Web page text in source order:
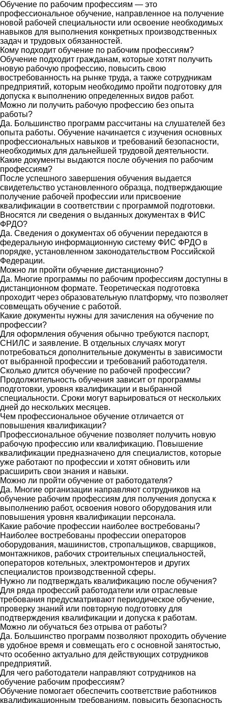
Обучение по рабочим профессиям — это
профессиональное обучение, направленное на получение
новой рабочей специальности или освоение необходимых
навыков для выполнения конкретных производственных
задач и трудовых обязанностей.
Кому подходит обучение по рабочим профессиям?
Обучение подходит гражданам, которые хотят получить
новую рабочую профессию, повысить свою
востребованность на рынке труда, а также сотрудникам
предприятий, которым необходимо пройти подготовку для
допуска к выполнению определенных видов работ.
Можно ли получить рабочую профессию без опыта
работы?
Да. Большинство программ рассчитаны на слушателей без
опыта работы. Обучение начинается с изучения основных
профессиональных навыков и требований безопасности,
необходимых для дальнейшей трудовой деятельности.
Какие документы выдаются после обучения по рабочим
профессиям?
После успешного завершения обучения выдается
свидетельство установленного образца, подтверждающие
получение рабочей профессии или присвоение
квалификации в соответствии с программой подготовки.
Вносятся ли сведения о выданных документах в ФИС
ФРДО?
Да. Сведения о документах об обучении передаются в
федеральную информационную систему ФИС ФРДО в
порядке, установленном законодательством Российской
Федерации.
Можно ли пройти обучение дистанционно?
Да. Многие программы по рабочим профессиям доступны в
дистанционном формате. Теоретическая подготовка
проходит через образовательную платформу, что позволяет
совмещать обучение с работой.
Какие документы нужны для зачисления на обучение по
профессии?
Для оформления обучения обычно требуются паспорт,
СНИЛС и заявление. В отдельных случаях могут
потребоваться дополнительные документы в зависимости
от выбранной профессии и требований работодателя.
Сколько длится обучение по рабочей профессии?
Продолжительность обучения зависит от программы
подготовки, уровня квалификации и выбранной
специальности. Сроки могут варьироваться от нескольких
дней до нескольких месяцев.
Чем профессиональное обучение отличается от
повышения квалификации?
Профессиональное обучение позволяет получить новую
рабочую профессию или квалификацию. Повышение
квалификации предназначено для специалистов, которые
уже работают по профессии и хотят обновить или
расширить свои знания и навыки.
Можно ли пройти обучение от работодателя?
Да. Многие организации направляют сотрудников на
обучение рабочим профессиям для получения допуска к
выполнению работ, освоения нового оборудования или
повышения уровня квалификации персонала.
Какие рабочие профессии наиболее востребованы?
Наиболее востребованы профессии операторов
оборудования, машинистов, стропальщиков, сварщиков,
монтажников, рабочих строительных специальностей,
операторов котельных, электромонтеров и других
специалистов производственной сферы.
Нужно ли подтверждать квалификацию после обучения?
Для ряда профессий работодатели или отраслевые
требования предусматривают периодическое обучение,
проверку знаний или повторную подготовку для
подтверждения квалификации и допуска к работам.
Можно ли обучаться без отрыва от работы?
Да. Большинство программ позволяют проходить обучение
в удобное время и совмещать его с основной занятостью,
что особенно актуально для действующих сотрудников
предприятий.
Для чего работодатели направляют сотрудников на
обучение рабочим профессиям?
Обучение помогает обеспечить соответствие работников
квалификационным требованиям, повысить безопасность